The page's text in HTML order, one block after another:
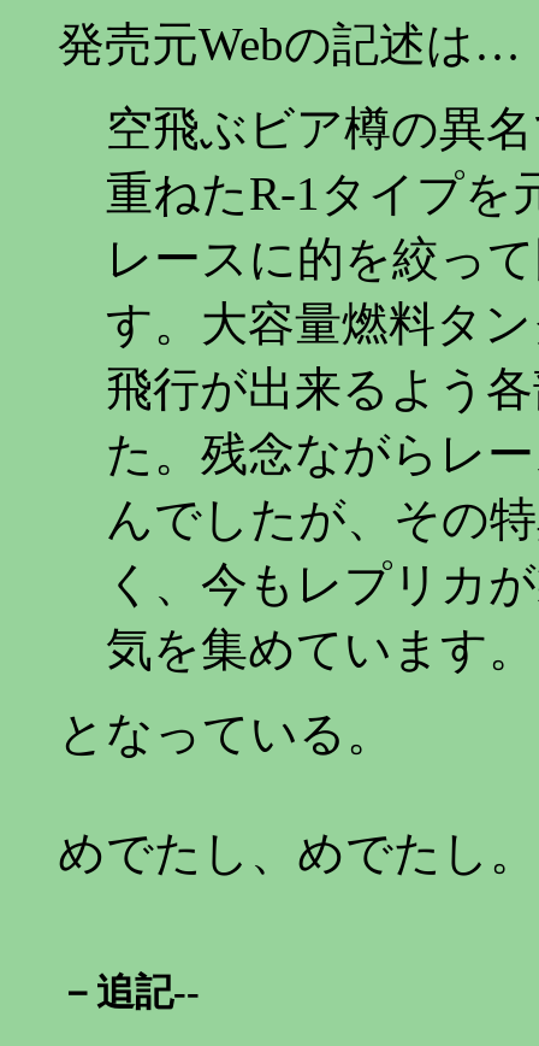
発売元Webの記述は…
空飛ぶビア樽の異
重ねたR-1タイプを
レースに的を絞っ
す。大容量燃料タ
飛行が出来るよう
た。残念ながらレ
んでしたが、その
く、今もレプリカ
気を集めています。
となっている。
めでたし、めでたし。
－追記--